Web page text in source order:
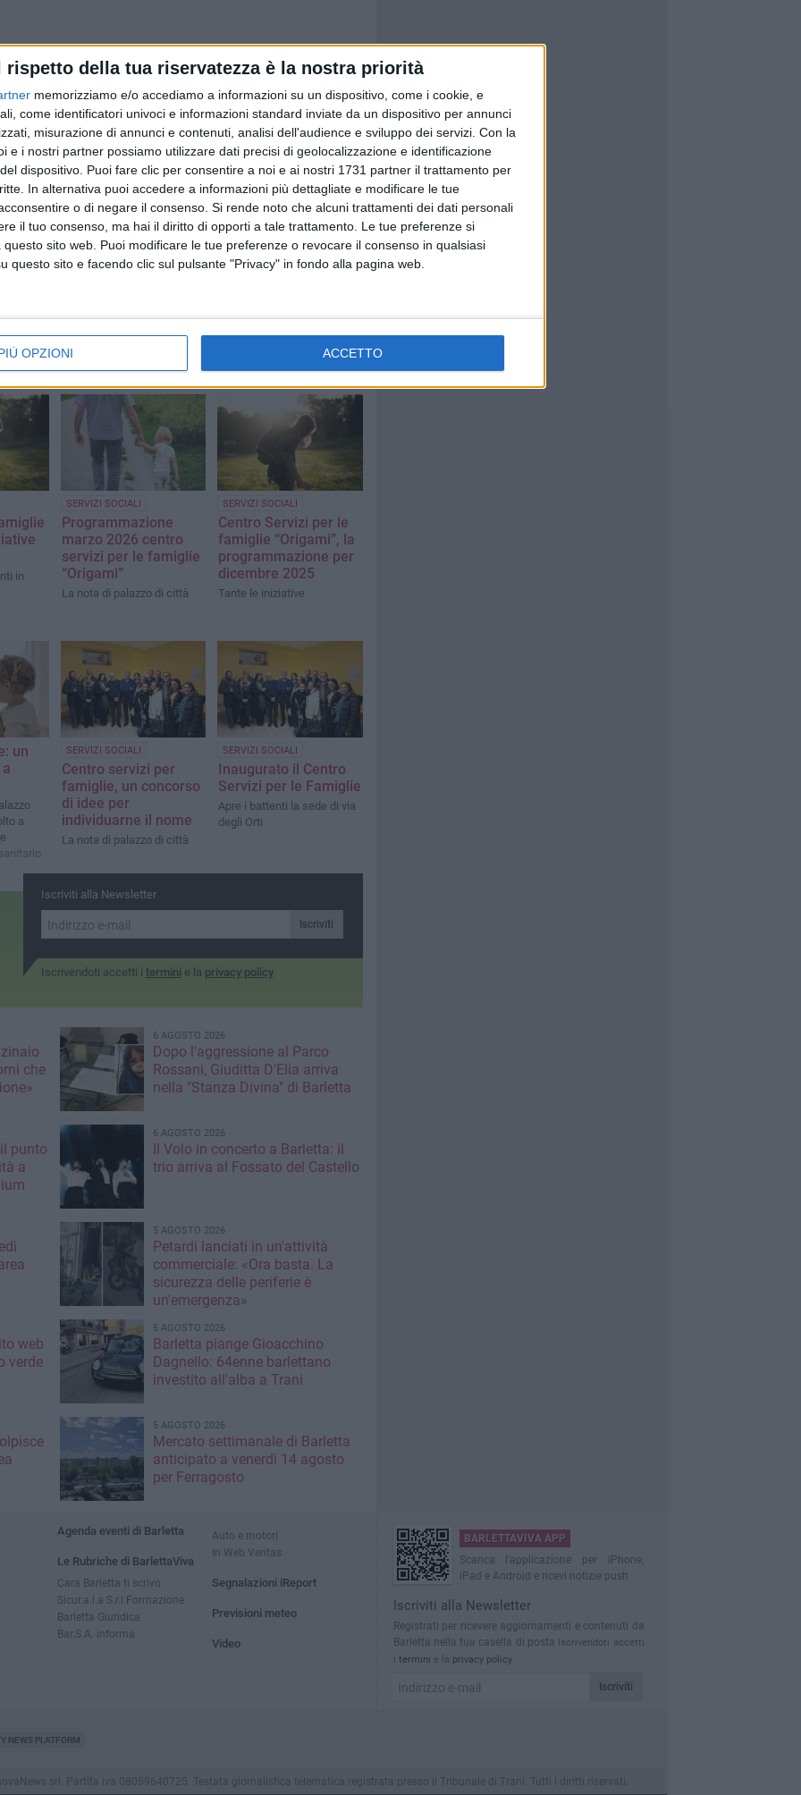
rispetto della tua riservatezza è la nostra priorità
memorizziamo e/o accediamo a informazioni su un dispositivo, come i cookie, e
come identificatori univoci e informazioni standard inviate da un dispositivo per annunci
misurazione di annunci e contenuti, analisi dell'audience e sviluppo dei servizi. Con la
e i nostri partner possiamo utilizzare dati precisi di geolocalizzazione e identificazione
dispositivo. Puoi fare clic per consentire a noi e ai nostri 1731 partner il trattamento per
In alternativa puoi accedere a informazioni più dettagliate e modificare le tue
o di negare il consenso. Si rende noto che alcuni trattamenti dei dati personali
il tuo consenso, ma hai il diritto di opporti a tale trattamento. Le tue preferenze si
sito web. Puoi modificare le tue preferenze o revocare il consenso in qualsiasi
questo sito e facendo clic sul pulsante "Privacy" in fondo alla pagina web.
OPZIONI ACCETTO
Puglia;
per i Minorenni di Bari.
prevede il rilascio di crediti formativi c/o l'Ordine degli
è aperto alla cittadinanza, "perché nessuna
in
SERVIZI SOCIALI
Programmazione
marzo 2026 centro
servizi per le famiglie
“Origami”
La nota di palazzo di città
SERVIZI SOCIALI
Centro Servizi per le
famiglie “Origami”, la
programmazione per
dicembre 2025
Tante le iniziative
un
a
SERVIZI SOCIALI
Centro servizi per
famiglie, un concorso
di idee per
individuarne il nome
La nota di palazzo di città
SERVIZI SOCIALI
Inaugurato il Centro
Servizi per le Famiglie
Apre i battenti la sede di via
degli Orti
Iscriviti alla Newsletter
Iscriviti
Iscrivendoti accetti i termini e la privacy policy
che
6 AGOSTO 2026
Dopo l'aggressione al Parco
Rossani, Giuditta D'Elia arriva
nella "Stanza Divina" di Barletta
punto
a
6 AGOSTO 2026
Il Volo in concerto a Barletta: il
trio arriva al Fossato del Castello
5 AGOSTO 2026
Petardi lanciati in un'attività
commerciale: «Ora basta. La
sicurezza delle periferie è
un'emergenza»
web
verde
5 AGOSTO 2026
Barletta piange Gioacchino
Dagnello: 64enne barlettano
investito all'alba a Trani
5 AGOSTO 2026
Mercato settimanale di Barletta
anticipato a venerdì 14 agosto
per Ferragosto
Agenda eventi di Barletta
Le Rubriche di BarlettaViva
Cara Barletta ti scrivo
Sicur.a.l.a S.r.l Formazione
Barletta Giuridica
Bar.S.A. informa
Auto e motori
In Web Veritas
Segnalazioni iReport
Previsioni meteo
Video
BARLETTAVIVA APP
Scarica l'applicazione per iPhone,
iPad e Android e ricevi notizie push
Iscriviti alla Newsletter
Registrati per ricevere aggiornamenti e contenuti da
Barletta nella tua casella di posta Iscrivendoti accetti
i termini e la privacy policy
Iscriviti
NEWS PLATFORM
srl. Partita iva 08059640725. Testata giornalistica telematica registrata presso il Tribunale di Trani. Tutti i diritti riservati.